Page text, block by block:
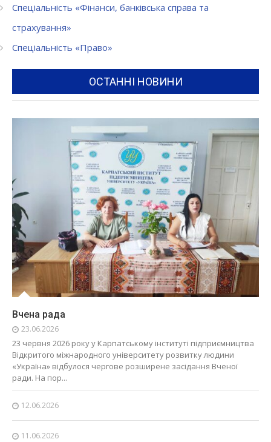
Спеціальність «Фінанси, банківська справа та
страхування»
Спеціальність «Право»
ОСТАННІ НОВИНИ
Вчена рада
23.06.2026
23 червня 2026 року у Карпатському інституті підприємництва
Відкритого міжнародного університету розвитку людини
«Україна» відбулося чергове розширене засідання Вченої
ради. На пор...
12.06.2026
11.06.2026